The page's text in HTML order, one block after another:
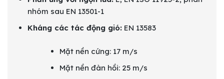
nhóm sau EN 13501-1
Kháng các tác động gió: EN 13583
Mặt nền cứng: 17 m/s
Mặt nền đàn hồi: 25 m/s